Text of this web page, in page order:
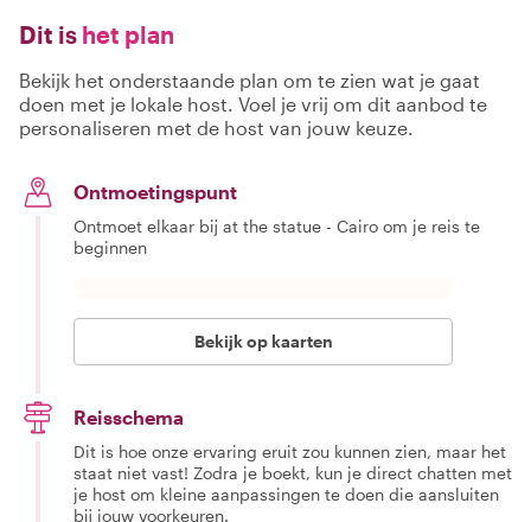
Dit is het plan
Bekijk het onderstaande plan om te zien wat je gaat
doen met je lokale host. Voel je vrij om dit aanbod te
personaliseren met de host van jouw keuze.
Ontmoetingspunt
Ontmoet elkaar bij at the statue - Cairo om je reis te
beginnen
Bekijk op kaarten
Reisschema
Dit is hoe onze ervaring eruit zou kunnen zien, maar het
staat niet vast! Zodra je boekt, kun je direct chatten met
je host om kleine aanpassingen te doen die aansluiten
bij jouw voorkeuren.